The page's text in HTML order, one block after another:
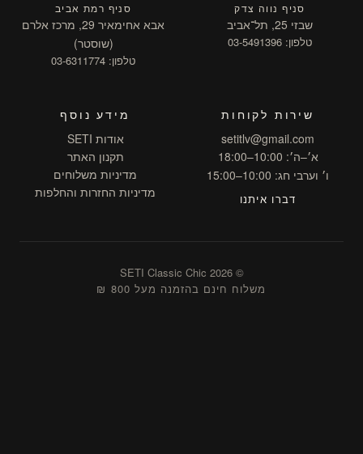
סניף נווה צדק
שבזי 25, תל־אביב
טלפון: 03-5491396
סניף רמת אביב
אבא אחימאיר 29, מרכז אלרם
(שוסטר)
טלפון: 03-6311774
שירות לקוחות
setitlv@gmail.com
א׳–ה׳: 10:00–18:00
ו׳ וערבי חג: 10:00–15:00
דברו איתנו
מידע נוסף
אודות SETI
תקנון האתר
מדיניות משלוחים
מדיניות החזרות והחלפות
© 2026 SETI Classic Chic
משלוח חינם בהזמנה מעל 800 ₪